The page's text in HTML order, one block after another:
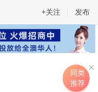
发布
+关注
同类
推荐